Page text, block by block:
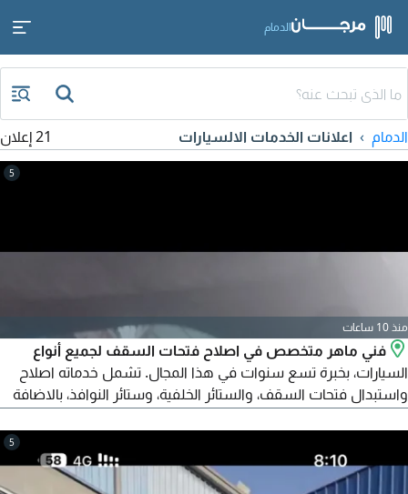
الدمام
الدمام اعلانات الخدمات الالسيارات 21 إعلان
5
منذ 10 ساعات
فني ماهر متخصص في اصلاح فتحات السقف لجميع أنواع
السيارات، بخبرة تسع سنوات في هذا المجال. تشمل خدماته اصلاح
واستبدال فتحات السقف، والستائر الخلفية، وستائر النوافذ، بالاضافة
5